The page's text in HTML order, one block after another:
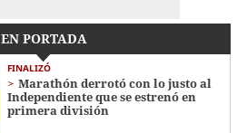
EN PORTADA
FINALIZÓ
Marathón derrotó con lo justo al
Independiente que se estrenó en
primera división